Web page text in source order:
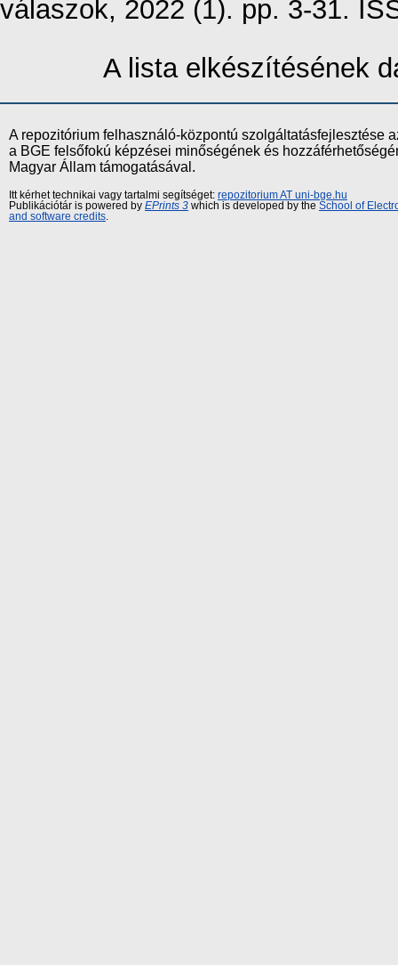
válaszok, 2022 (1). pp. 3-31.
A lista elkészítésének
A repozitórium felhasználó-központú szolgáltatásfejlesztése
a BGE felsőfokú képzései minőségének és
Magyar Állam támogatásával.
Itt kérhet technikai vagy tartalmi segítséget: repozitorium AT uni-bge.hu
Publikációtár is powered by EPrints 3 which is developed by the School of
and software credits